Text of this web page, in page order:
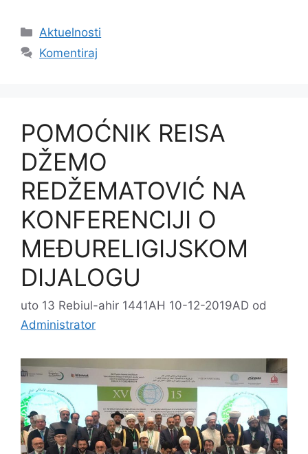
Kategorije
Aktuelnosti
Komentiraj
POMOĆNIK REISA
DŽEMO
REDŽEMATOVIĆ NA
KONFERENCIJI O
MEĐURELIGIJSKOM
DIJALOGU
uto 13 Rebiul-ahir 1441AH 10-12-2019AD od
Administrator